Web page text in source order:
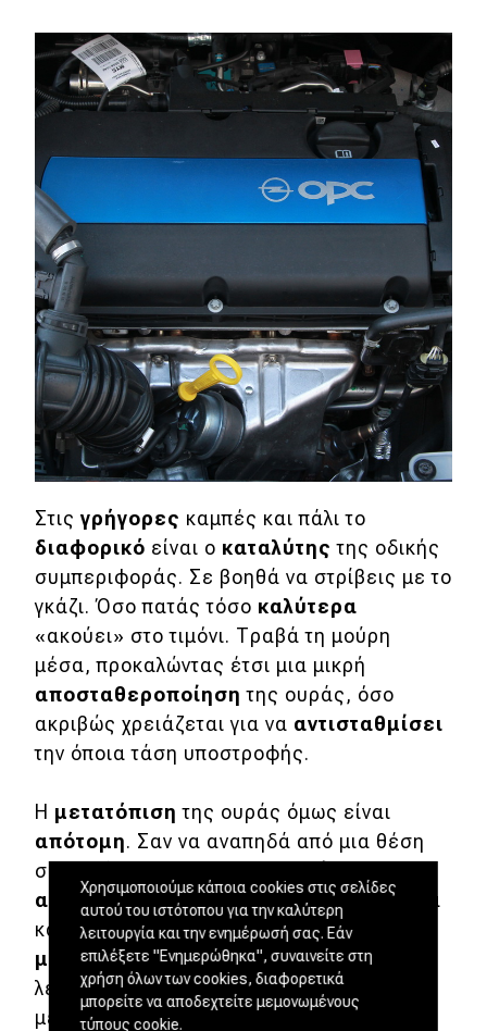
Στις γρήγορες καμπές και πάλι το
διαφορικό είναι ο καταλύτης της οδικής
συμπεριφοράς. Σε βοηθά να στρίβεις με το
γκάζι. Όσο πατάς τόσο καλύτερα
«ακούει» στο τιμόνι. Τραβά τη μούρη
μέσα, προκαλώντας έτσι μια μικρή
αποσταθεροποίηση της ουράς, όσο
ακριβώς χρειάζεται για να αντισταθμίσει
την όποια τάση υποστροφής.
Η μετατόπιση της ουράς όμως είναι
απότομη. Σαν να αναπηδά από μια θέση
σε μια άλλη. Και το τιμόνι
αίσθησημέσα στη στροφή. Από μια γωνία
και πάνω, η αντίσταση που νιώθεις
μειώνεται απότοματη στιγμή που
λειτουργεί το μπλοκέ. Αυτά σε συνδυασμό
με τημέτριαπληροφόρηση και την
Χρησιμοποιούμε κάποια cookies στις σελίδες
αυτού του ιστότοπου για την καλύτερη
λειτουργία και την ενημέρωσή σας. Εάν
επιλέξετε "Ενημερώθηκα", συναινείτε στη
χρήση όλων των cookies, διαφορετικά
μπορείτε να αποδεχτείτε μεμονωμένους
τύπους cookie.